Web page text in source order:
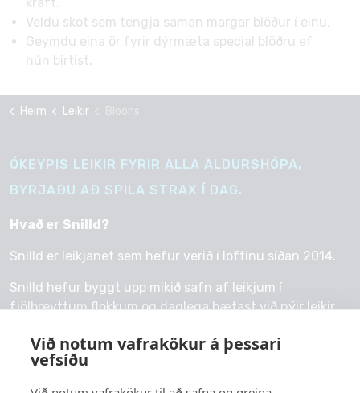
Við notum vafrakökur á þessari
vefsíðu
Veldu skot sem tengja saman margar blöður í einu.
Geymdu eina ör fyrir dýrmæta special blöðru ef
hún birtist.
Heim Leikir
ÓKEYPIS LEIKIR FYRIR ALLA ALDURSHÓPA,
BYRJAÐU AÐ SPILA STRAX Í DAG.
Hvað er Snilld?
Snilld er leikjanet sem hefur verið í loftinu síðan 2014.
Snilld hefur byggt upp mikið safn af leikjum í
fjölbreyttum flokkum og daglega bætast við nýir leikir.